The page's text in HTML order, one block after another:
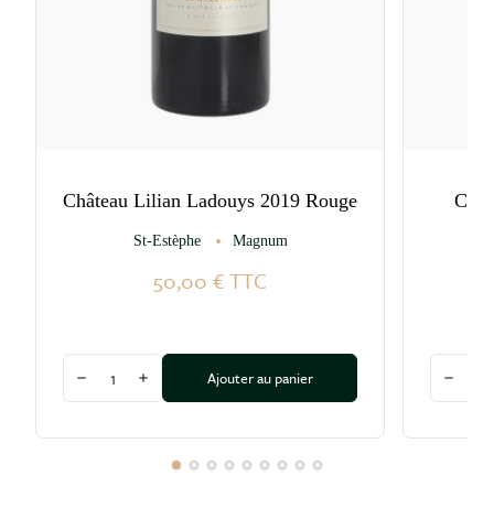
Château Lilian Ladouys 2019 Rouge
St-Estèphe Magnum
50,00 €TTC
Diminuer la quantité
Augmenter la quantité
Ajouter au panier